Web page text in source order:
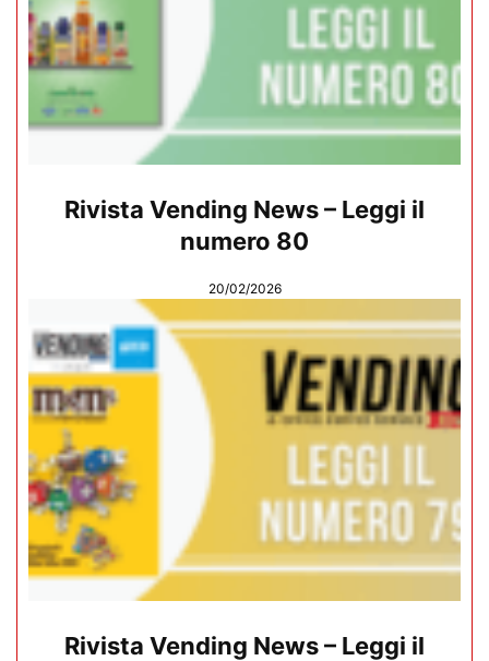
Rivista Vending News – Leggi il
numero 80
20/02/2026
Rivista Vending News – Leggi il